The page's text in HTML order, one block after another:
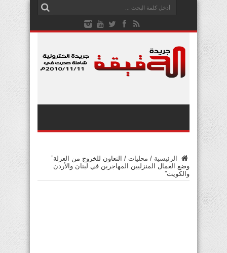
الرئيسية / محليات / التعاون للخروج من العزلة”
وضع العمال المنزليين المهاجرين في لبنان والأردن
والكويت”